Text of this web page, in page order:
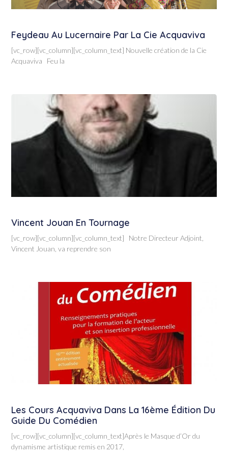
Feydeau Au Lucernaire Par La Cie Acquaviva
[vc_row][vc_column][vc_column_text] Nouvelle création de la Cie
Acquaviva Feu la
Vincent Jouan En Tournage
[vc_row][vc_column][vc_column_text] Notre Directeur Adjoint,
Vincent Jouan, va reprendre son
Les Cours Acquaviva Dans La 16ème Édition Du
Guide Du Comédien
[vc_row][vc_column][vc_column_text]Après le Masque d’Or du
dynamisme artistique remis en 2017,